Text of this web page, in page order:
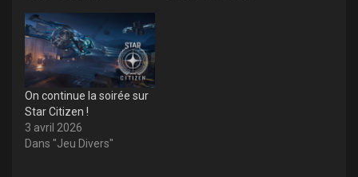
On continue la soirée sur
Star Citizen !
3 avril 2026
Dans "Jeu Divers"